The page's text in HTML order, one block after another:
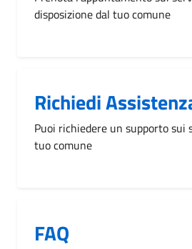
disposizione dal tuo comune
Richiedi
Puoi richiedere un supporto sui
tuo comune
FAQ